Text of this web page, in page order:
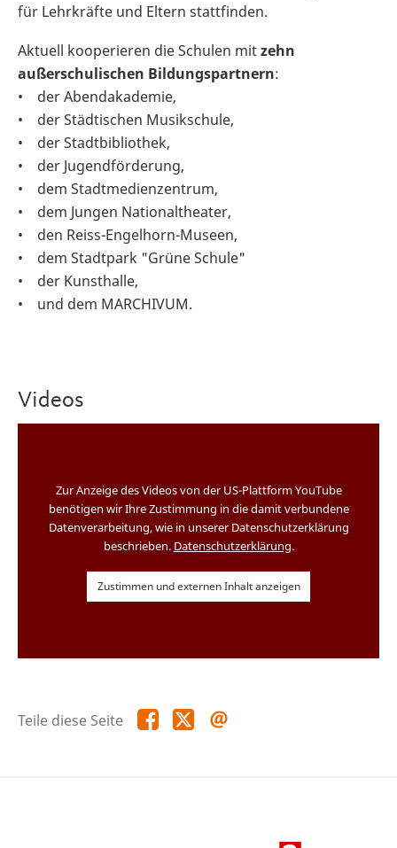
für Lehrkräfte und Eltern stattfinden.
Aktuell kooperieren die Schulen mitzehn
außerschulischen Bildungspartnern:
• der Abendakademie,
• der Städtischen Musikschule,
• der Stadtbibliothek,
• der Jugendförderung,
• dem Stadtmedienzentrum,
• dem Jungen Nationaltheater,
• den Reiss-Engelhorn-Museen,
• dem Stadtpark "Grüne Schule"
• der Kunsthalle,
• und dem MARCHIVUM.
Videos
Zur Anzeige des Videos von der US-Plattform YouTube
benötigen wir Ihre Zustimmung in die damit verbundene
Datenverarbeitung, wie in unserer Datenschutzerklärung
beschrieben. Datenschutzerklärung.
Zustimmen und externen Inhalt anzeigen
Teile diese Seite Teile
diese
Teile
diese